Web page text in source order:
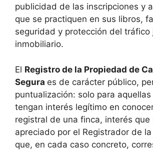
publicidad de las inscripciones y
que se practiquen en sus libros,
seguridad y protección del tráfico
inmobiliario.
El Registro de la Propiedad de
Segura es de carácter público,
puntualización: solo para
tengan interés legítimo en
registral de una finca, interés que
apreciado por el Registrador de
que, en cada caso concreto,